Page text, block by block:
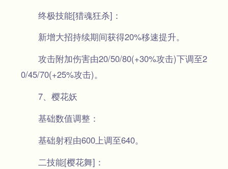
终极技能[猎魂狂杀]：
新增大招持续期间获得20%移速提升。
攻击附加伤害由20/50/80(+30%攻击)下调至2
0/45/70(+25%攻击)。
7、樱花妖
基础数值调整：
基础射程由600上调至640。
二技能[樱花舞]：